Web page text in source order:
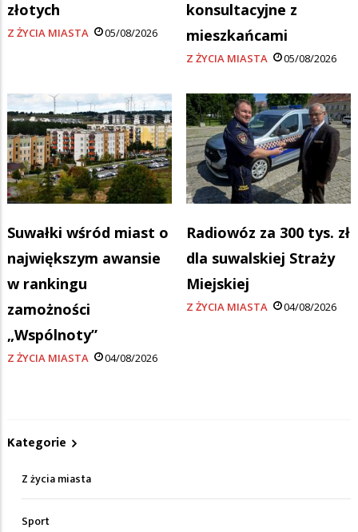
złotych
Z ŻYCIA MIASTA 05/08/2026
konsultacyjne z
mieszkańcami
Z ŻYCIA MIASTA 05/08/2026
Suwałki wśród miast o
największym awansie
w rankingu
zamożności
„Wspólnoty”
Z ŻYCIA MIASTA 04/08/2026
Radiowóz za 300 tys. zł
dla suwalskiej Straży
Miejskiej
Z ŻYCIA MIASTA 04/08/2026
Kategorie
Z życia miasta
Sport